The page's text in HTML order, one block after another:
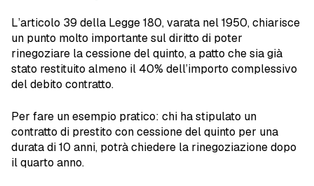
L’articolo 39 della Legge 180, varata nel 1950, chiarisce
un punto molto importante sul diritto di poter
rinegoziare la cessione del quinto, a patto che sia già
stato restituito almeno il 40% dell’importo complessivo
del debito contratto.
Per fare un esempio pratico: chi ha stipulato un
contratto di prestito con cessione del quinto per una
durata di 10 anni, potrà chiedere la rinegoziazione dopo
il quarto anno.